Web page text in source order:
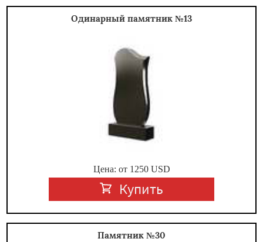
Одинарный памятник №13
Цена: от 1250USD
Купить
Памятник №30